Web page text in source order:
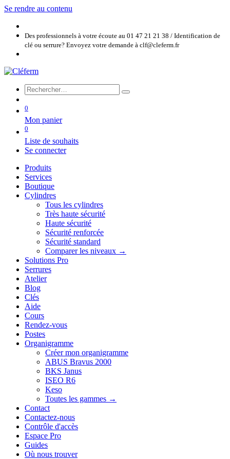
Se rendre au contenu
Des professionnels à votre écoute au 01 47 21 21 38 / Identification de
clé ou serrure? Envoyez votre demande à clf@cleferm.fr
0
Mon panier
0
Liste de souhaits
Se connecter
Produits
Services
Boutique
Cylindres
Tous les cylindres
Très haute sécurité
Haute sécurité
Sécurité renforcée
Sécurité standard
Comparer les niveaux →
Solutions Pro
Serrures
Atelier
Blog
Clés
Aide
Cours
Rendez-vous
Postes
Organigramme
Créer mon organigramme
ABUS Bravus 2000
BKS Janus
ISEO R6
Keso
Toutes les gammes →
Contact
Contactez-nous
Contrôle d'accès
Espace Pro
Guides
Où nous trouver